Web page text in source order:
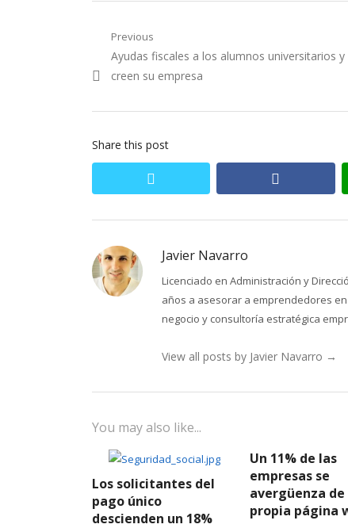
Navegación
de
Previous
Previous
post:
Ayudas fiscales a los alumnos universitarios y
creen su empresa
Share this post
Javier Navarro
Licenciado en Administración y
años a asesorar a emprendedores
negocio y consultoría estratégica
View all posts by Javier Navarro →
You may also like...
Los solicitantes del
pago único
descienden un 18%
Un 11% de las
empresas se
avergüenza de
propia página